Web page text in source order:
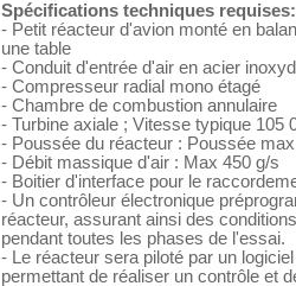
Spécifications techniques requises:
- Petit réacteur d'avion monté en
une table
- Conduit d'entrée d'air en acier
- Compresseur radial mono étagé
- Chambre de combustion annulaire
- Turbine axiale ; Vitesse typique 105
- Poussée du réacteur : Poussée
- Débit massique d'air : Max 450 g/s
- Boitier d'interface pour le
- Un contrôleur électronique
réacteur, assurant ainsi des
pendant toutes les phases de l'essai.
- Le réacteur sera piloté par un
permettant de réaliser un contrôle et